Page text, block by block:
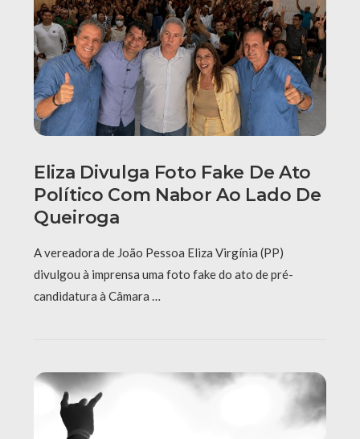
Eliza Divulga Foto Fake De Ato
Político Com Nabor Ao Lado De
Queiroga
A vereadora de João Pessoa Eliza Virgínia (PP)
divulgou à imprensa uma foto fake do ato de pré-
candidatura à Câmara …